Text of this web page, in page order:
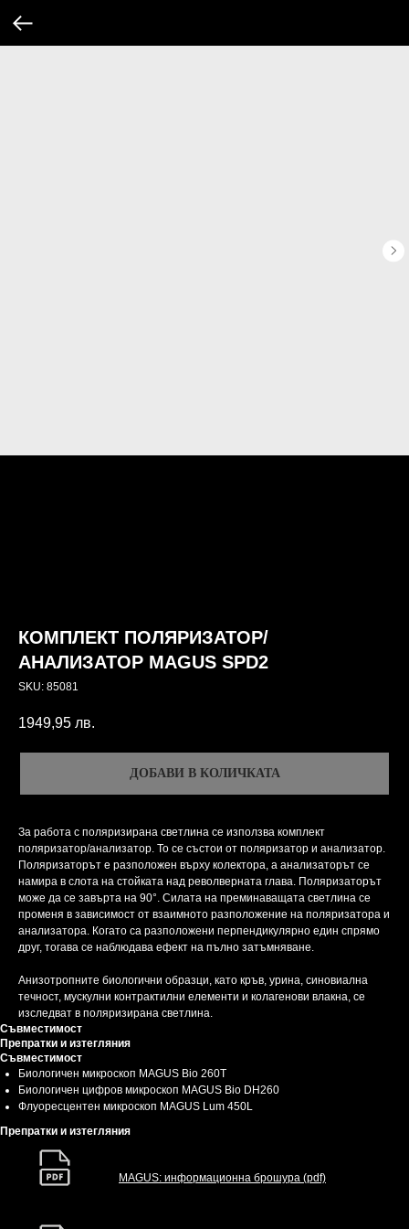
КОМПЛЕКТ ПОЛЯРИЗАТОР/
АНАЛИЗАТОР MAGUS SPD2
SKU: 85081
1949,95 лв.
ДОБАВИ В КОЛИЧКАТА
За работа с поляризирана светлина се използва комплект
поляризатор/анализатор. То се състои от поляризатор и анализатор.
Поляризаторът е разположен върху колектора, а анализаторът се
намира в слота на стойката над револверната глава. Поляризаторът
може да се завърта на 90°. Силата на преминаващата светлина се
променя в зависимост от взаимното разположение на поляризатора и
анализатора. Когато са разположени перпендикулярно един спрямо
друг, тогава се наблюдава ефект на пълно затъмняване.
Анизотропните биологични образци, като кръв, урина, синовиална
течност, мускулни контрактилни елементи и колагенови влакна, се
изследват в поляризирана светлина.
Съвместимост
Препратки и изтегляния
Съвместимост
Биологичен микроскоп MAGUS Bio 260T
Биологичен цифров микроскоп MAGUS Bio DH260
Флуоресцентен микроскоп MAGUS Lum 450L
Препратки и изтегляния
MAGUS: информационна брошура (pdf)